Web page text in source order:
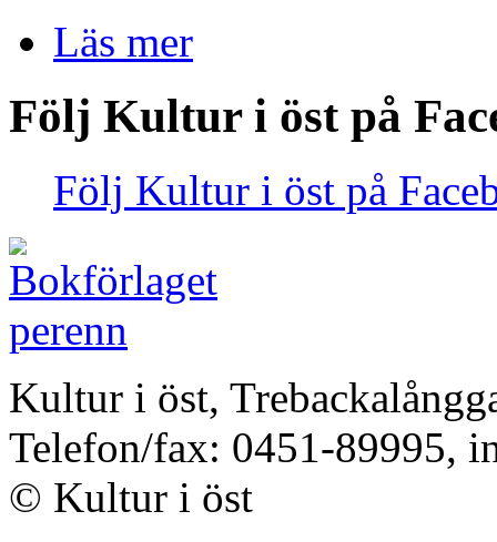
Läs mer
Följ Kultur i öst på
Följ Kultur i öst på
Kultur i öst,
Telefon/fax: 0451-89995,
© Kultur i öst